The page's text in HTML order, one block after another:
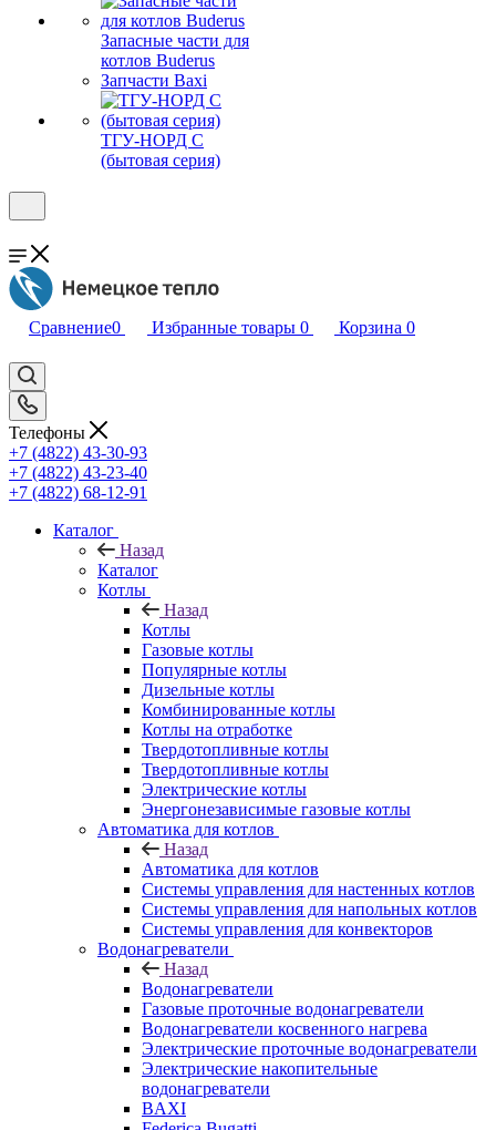
Запасные части для
котлов Buderus
Запчасти Baxi
ТГУ-НОРД С
(бытовая серия)
Сравнение0 Избранные товары 0 Корзина 0
Телефоны
+7 (4822) 43-30-93
+7 (4822) 43-23-40
+7 (4822) 68-12-91
Каталог
Назад
Каталог
Котлы
Назад
Котлы
Газовые котлы
Популярные котлы
Дизельные котлы
Комбинированные котлы
Котлы на отработке
Твердотопливные котлы
Твердотопливные котлы
Электрические котлы
Энергонезависимые газовые котлы
Автоматика для котлов
Назад
Автоматика для котлов
Системы управления для настенных котлов
Системы управления для напольных котлов
Системы управления для конвекторов
Водонагреватели
Назад
Водонагреватели
Газовые проточные водонагреватели
Водонагреватели косвенного нагрева
Электрические проточные водонагреватели
Электрические накопительные
водонагреватели
BAXI